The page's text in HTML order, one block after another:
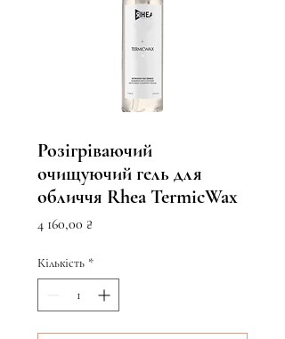
Розігріваючий
очищуючий гель для
обличчя Rhea TermicWax
4 160,00 ₴
Кількість *